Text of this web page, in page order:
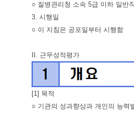
○ 질병관리청 소속 5급 이하 일반
3. 시행일
○ 이 지침은 공포일부터 시행함
II. 근무성적평가
[1] 목적
○ 기관의 성과향상과 개인의 능력